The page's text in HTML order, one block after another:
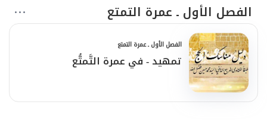
الفصل الأول ـ عمرة التمتع
الفصل الأول ـ عمرة التمتع
تمهيد - في عمرة التَّمتُّع